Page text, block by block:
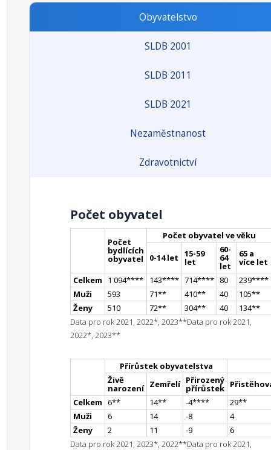
Obyvatelstvo
SLDB 2001
SLDB 2011
SLDB 2021
Nezaměstnanost
Zdravotnictví
Počet obyvatel
Počet
bydlících
obyvatel
Počet obyvatel ve věku
0-14 let 15-59
let
60-
64
let
65 a
více let
Celkem
1 094**** 143**** 714**** 80 239****
Muži
593 71** 410** 40 105**
Ženy
510 72** 304** 40 134**
Data pro rok 2021, 2022*, 2023**Data pro rok 2021,
2022*, 2023**
Přírůstek obyvatelstva
Živě
narození Zemřelí Přirozený
přírůstek
Celkem 6** 14** -4**** 29**
Muži
6 14 -8
4
Ženy
2 11 -9
6
Data pro rok 2021, 2023*, 2022**Data pro rok 2021,